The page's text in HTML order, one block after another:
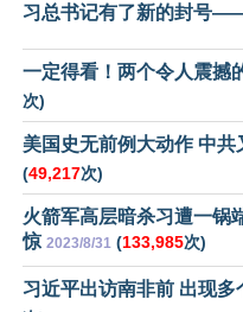
习总书记有了新的封号
一定得看！两个令人震撼
次)
美国史无前例大动作 中共
(49,217次)
火箭军高层暗杀习遭一锅
惊 2023/8/31 (133,985次)
习近平出访南非前 出现多